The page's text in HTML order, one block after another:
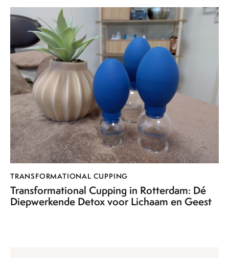
TRANSFORMATIONAL CUPPING
Transformational Cupping in Rotterdam: Dé
Diepwerkende Detox voor Lichaam en Geest